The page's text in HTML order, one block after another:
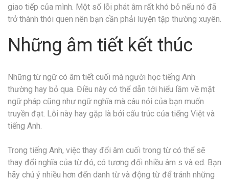
giao tiếp của mình. Một số lỗi phát âm rất khó bỏ nếu nó đã
trở thành thói quen nên bạn cần phải luyện tập thường xuyên.
Những âm tiết kết thúc
Những từ ngữ có âm tiết cuối mà người học tiếng Anh
thường hay bỏ qua. Điều này có thể dẫn tới hiểu lầm về mặt
ngữ pháp cũng như ngữ nghĩa mà câu nói của bạn muốn
truyền đạt. Lỗi này hay gặp là bởi cấu trúc của tiếng Việt và
tiếng Anh.
Trong tiếng Anh, việc thay đổi âm cuối trong từ có thể sẽ
thay đổi nghĩa của từ đó, có tương đối nhiều âm s và ed. Bạn
hãy chú ý nhiều hơn đến danh từ và động từ để tránh những